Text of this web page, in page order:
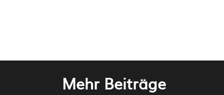
Mehr Beiträge